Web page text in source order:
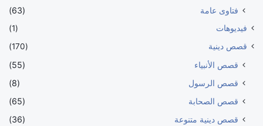
فتاوى عامة
(63)
فيديوهات
(1)
قصص دينية
(170)
قصص الأنبياء
(55)
قصص الرسول
(8)
قصص الصحابة
(65)
قصص دينية متنوعة
(36)